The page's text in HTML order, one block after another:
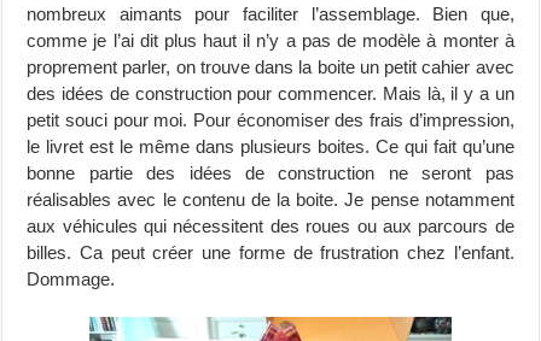
nombreux aimants pour faciliter l’assemblage. Bien que,
comme je l’ai dit plus haut il n’y a pas de modèle à monter à
proprement parler, on trouve dans la boite un petit cahier avec
des idées de construction pour commencer. Mais là, il y a un
petit souci pour moi. Pour économiser des frais d’impression,
le livret est le même dans plusieurs boites. Ce qui fait qu’une
bonne partie des idées de construction ne seront pas
réalisables avec le contenu de la boite. Je pense notamment
aux véhicules qui nécessitent des roues ou aux parcours de
billes. Ca peut créer une forme de frustration chez l’enfant.
Dommage.